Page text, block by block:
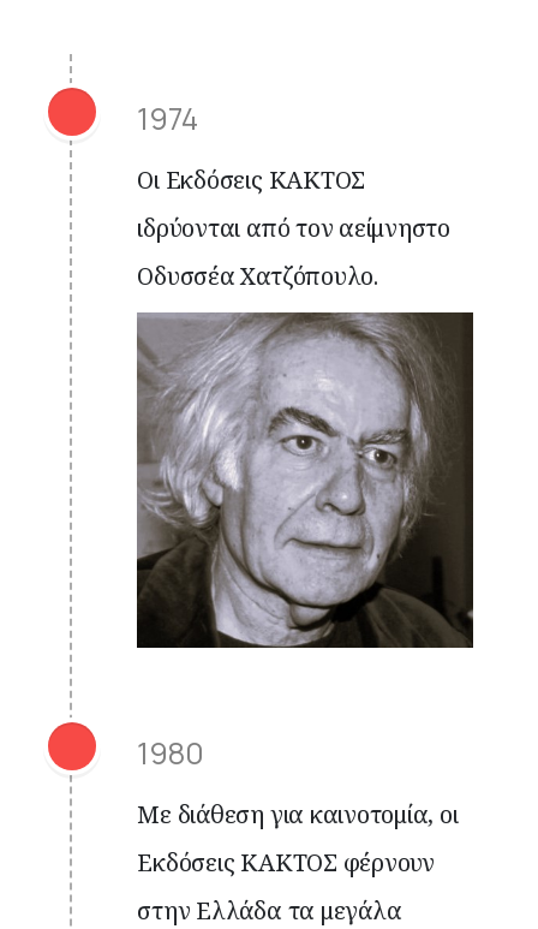
1974
Οι Εκδόσεις ΚΑΚΤΟΣ
ιδρύονται από τον αείμνηστο
Οδυσσέα Χατζόπουλο.
1980
Με διάθεση για καινοτομία, οι
Εκδόσεις ΚΑΚΤΟΣ φέρνουν
στην Ελλάδα τα μεγάλα